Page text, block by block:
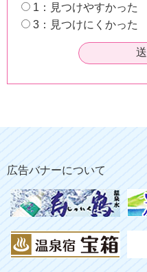
1：見つけやすかった
3：見つけにくかった
広告バナーについて